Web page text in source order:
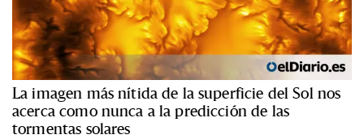
La imagen más nítida de la superficie del Sol nos
acerca como nunca a la predicción de las
tormentas solares